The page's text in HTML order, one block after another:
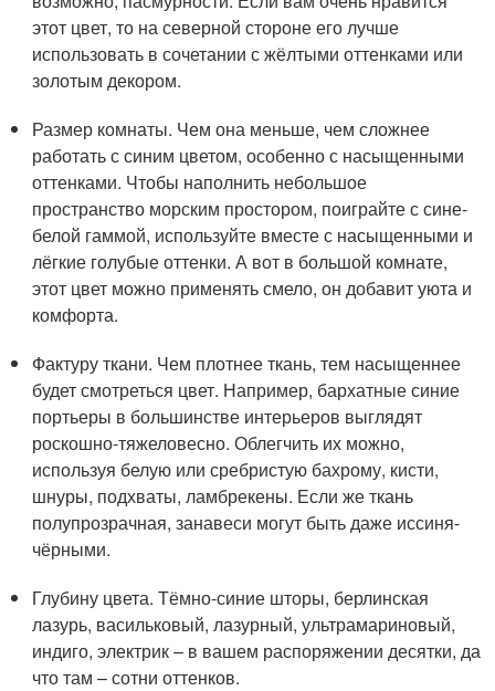
этот цвет, то на северной стороне его лучше
использовать в сочетании с жёлтыми оттенками или
золотым декором.
Размер комнаты. Чем она меньше, чем сложнее
работать с синим цветом, особенно с насыщенными
оттенками. Чтобы наполнить небольшое
пространство морским простором, поиграйте с сине-
белой гаммой, используйте вместе с насыщенными и
лёгкие голубые оттенки. А вот в большой комнате,
этот цвет можно применять смело, он добавит уюта и
комфорта.
Фактуру ткани. Чем плотнее ткань, тем насыщеннее
будет смотреться цвет. Например, бархатные синие
портьеры в большинстве интерьеров выглядят
роскошно-тяжеловесно. Облегчить их можно,
используя белую или сребристую бахрому, кисти,
шнуры, подхваты, ламбрекены. Если же ткань
полупрозрачная, занавеси могут быть даже иссиня-
чёрными.
Глубину цвета. Тёмно-синие шторы, берлинская
лазурь, васильковый, лазурный, ультрамариновый,
индиго, электрик – в вашем распоряжении десятки, да
что там – сотни оттенков.